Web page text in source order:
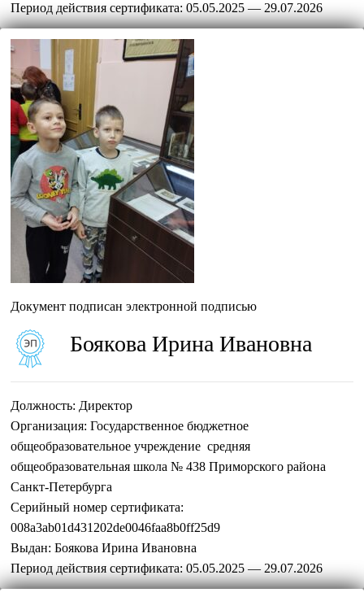
Период действия сертификата: 05.05.2025 — 29.07.2026
Документ подписан электронной подписью
Боякова Ирина Ивановна
Должность: Директор
Организация: Государственное бюджетное
общеобразовательное учреждение средняя
общеобразовательная школа № 438 Приморского района
Санкт-Петербурга
Серийный номер сертификата:
008a3ab01d431202de0046faa8b0ff25d9
Выдан: Боякова Ирина Ивановна
Период действия сертификата: 05.05.2025 — 29.07.2026